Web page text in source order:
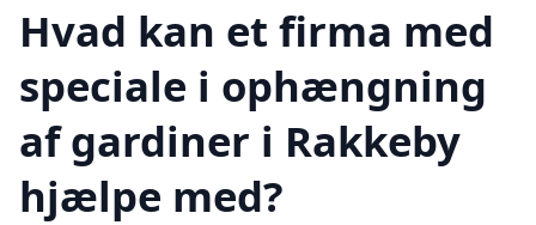
Hvad kan et firma med
speciale i ophængning
af gardiner i Rakkeby
hjælpe med?